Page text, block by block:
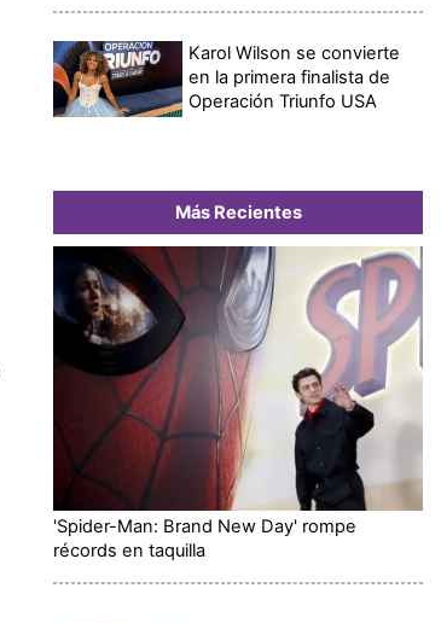
Karol Wilson se convierte
en la primera finalista de
Operación Triunfo USA
Más Recientes
'Spider-Man: Brand New Day' rompe
récords en taquilla